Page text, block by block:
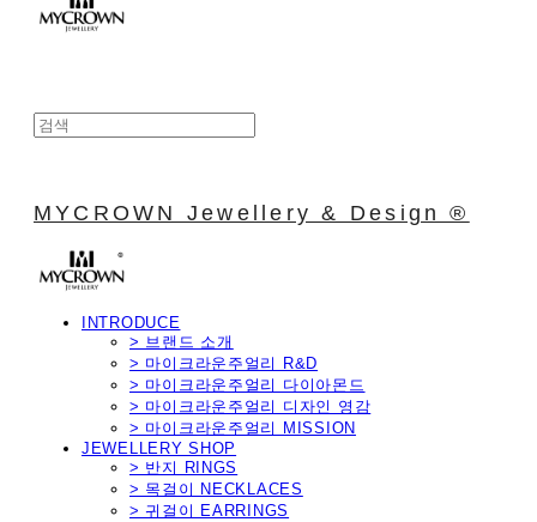
MYCROWN Jewellery & Design ®
INTRODUCE
> 브랜드 소개
> 마이크라운주얼리 R&D
> 마이크라운주얼리 다이아몬드
> 마이크라운주얼리 디자인 영감
> 마이크라운주얼리 MISSION
JEWELLERY SHOP
> 반지 RINGS
> 목걸이 NECKLACES
> 귀걸이 EARRINGS